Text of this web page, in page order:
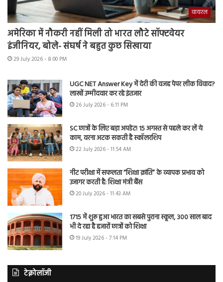
वायरल
अमेरिका में नौकरी नहीं मिली तो भारत लौटे सॉफ्टवेयर
इंजीनियर, बोले- संघर्ष ने बहुत कुछ सिखाया
29 July 2026 - 8:00 PM
UGC NET Answer Key में देरी की वजह पेपर लीक विवाद?
लाखों उम्मीदवार कर रहे इंतजार
26 July 2026 - 6:11 PM
SC छात्रों के लिए बड़ा अपडेट! 15 अगस्त से पहले कर लें ये
काम, वरना अटक सकती है स्कॉलरशिप
22 July 2026 - 11:54 AM
नीट परीक्षा में सफलता “शिक्षा क्रांति” के व्यापक प्रभाव को
उजागर करती है: शिक्षा मंत्री बैंस
20 July 2026 - 11:43 AM
1715 में शुरू हुआ भारत का सबसे पुराना स्कूल, 300 साल बाद
भी दे रहा है हजारों छात्रों को शिक्षा
19 July 2026 - 7:14 PM
टेक्नोलॉजी